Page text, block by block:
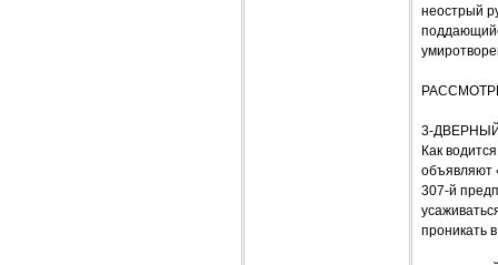
неострый
3-
Как
объявляют
307-й
проникать